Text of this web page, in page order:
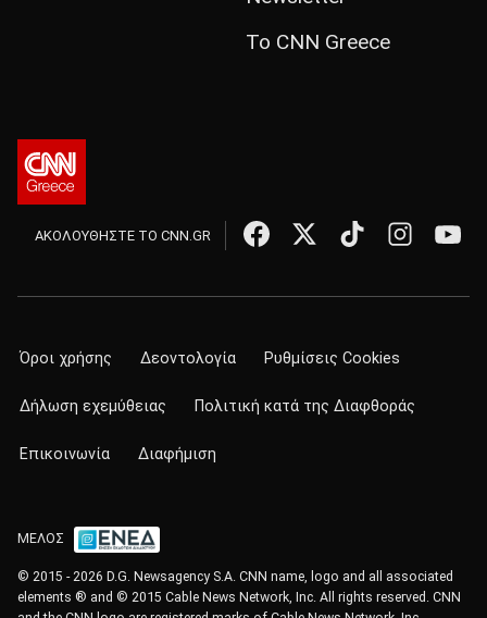
Το CNN Greece
ΑΚΟΛΟΥΘΗΣΤΕ ΤΟ CNN.GR
Όροι χρήσης Δεοντολογία Ρυθμίσεις Cookies
Δήλωση εχεμύθειας Πολιτική κατά της Διαφθοράς
Επικοινωνία Διαφήμιση
ΜΕΛΟΣ
© 2015 - 2026 D.G. Newsagency S.A. CNN name, logo and all associated
elements ® and © 2015 Cable News Network, Inc. All rights reserved. CNN